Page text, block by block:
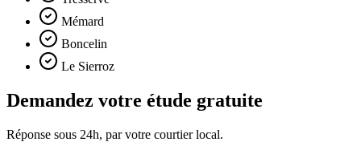
Mémard
Boncelin
Le Sierroz
Demandez votre étude gratuite
Réponse sous 24h, par votre courtier local.